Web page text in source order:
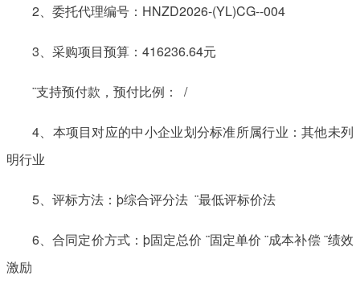
2、委托代理编号：HNZD2026-(YL)CG--004
3、采购项目预算：416236.64元
¨支持预付款，预付比例： /
4、本项目对应的中小企业划分标准所属行业：其他未列
明行业
5、评标方法：þ综合评分法 ¨最低评标价法
6、合同定价方式：þ固定总价 ¨固定单价 ¨成本补偿 ¨绩效
激励